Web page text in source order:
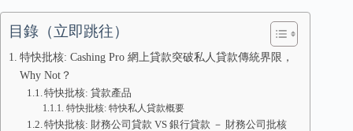
目錄（立即跳往）
特快批核: Cashing Pro 網上貸款突破私人貸款傳統界限，
Why Not？
特快批核: 貸款產品
特快批核: 特快私人貸款概要
特快批核: 財務公司貸款 VS 銀行貸款 － 財務公司批核